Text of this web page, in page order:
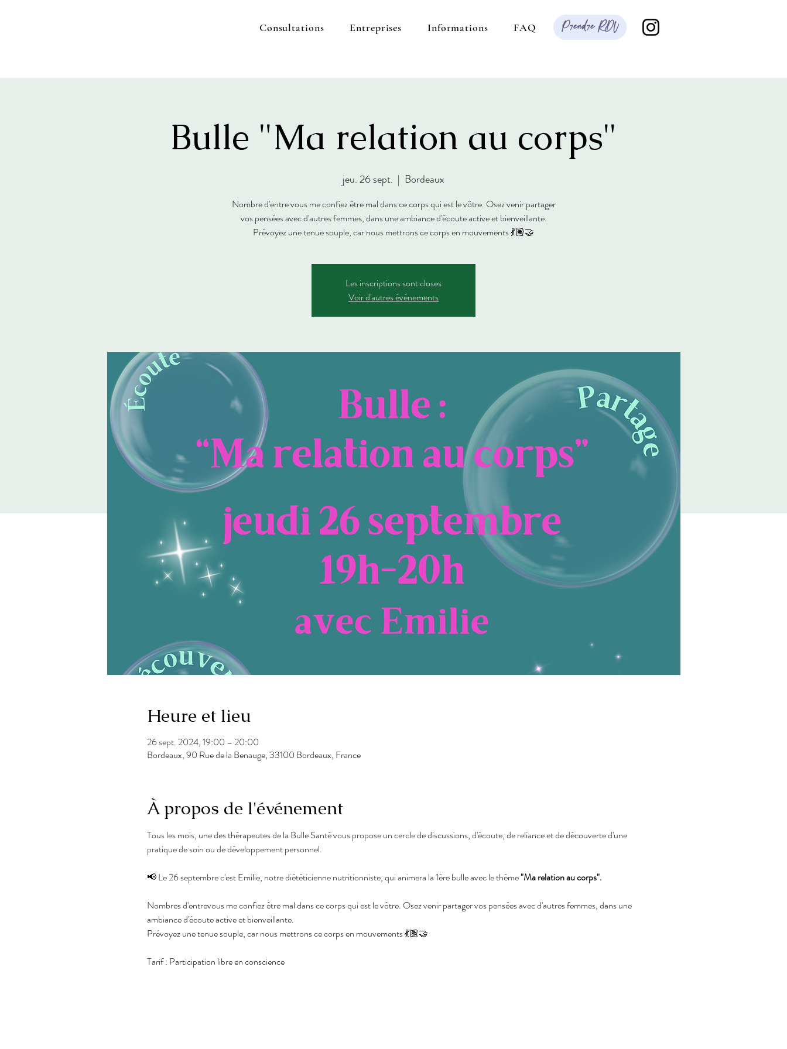
Consultations Entreprises Informations FAQ Prendre RDV
Bulle "Ma relation au corps"
jeu. 26 sept.
  |
Bordeaux
Nombre d'entre vous me confiez être mal dans ce corps qui est le vôtre. Osez venir partager
vos pensées avec d'autres femmes, dans une ambiance d'écoute active et bienveillante.
Prévoyez une tenue souple, car nous mettrons ce corps en mouvements 💃🏽🤝
Les inscriptions sont closes
Voir d'autres événements
Heure et lieu
26 sept. 2024, 19:00 – 20:00
Bordeaux, 90 Rue de la Benauge, 33100 Bordeaux, France
À propos de l'événement
Tous les mois, une des thérapeutes de la Bulle Santé vous propose un cercle de discussions, d'écoute, de reliance et de découverte d'une
pratique de soin ou de développement personnel.
📢 Le 26 septembre c'est Emilie, notre diététicienne nutritionniste, qui animera la 1ère bulle avec le thème "Ma relation au corps".
Nombres d'entrevous me confiez être mal dans ce corps qui est le vôtre. Osez venir partager vos pensées avec d'autres femmes, dans une
ambiance d'écoute active et bienveillante.
Prévoyez une tenue souple, car nous mettrons ce corps en mouvements 💃🏽🤝
Tarif : Participation libre en conscience